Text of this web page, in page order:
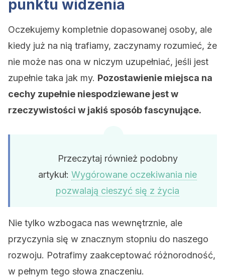
punktu widzenia
Oczekujemy kompletnie dopasowanej osoby, ale
kiedy już na nią trafiamy, zaczynamy rozumieć, że
nie może nas ona w niczym uzupełniać, jeśli jest
zupełnie taka jak my. Pozostawienie miejsca na
cechy zupełnie niespodziewane jest w
rzeczywistości w jakiś sposób fascynujące.
Przeczytaj również podobny
artykuł: Wygórowane oczekiwania nie
pozwalają cieszyć się z życia
Nie tylko wzbogaca nas wewnętrznie, ale
przyczynia się w znacznym stopniu do naszego
rozwoju. Potrafimy zaakceptować różnorodność,
w pełnym tego słowa znaczeniu.